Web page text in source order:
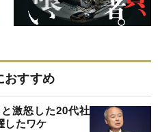
おすすめ
激怒した20代社
したワケ